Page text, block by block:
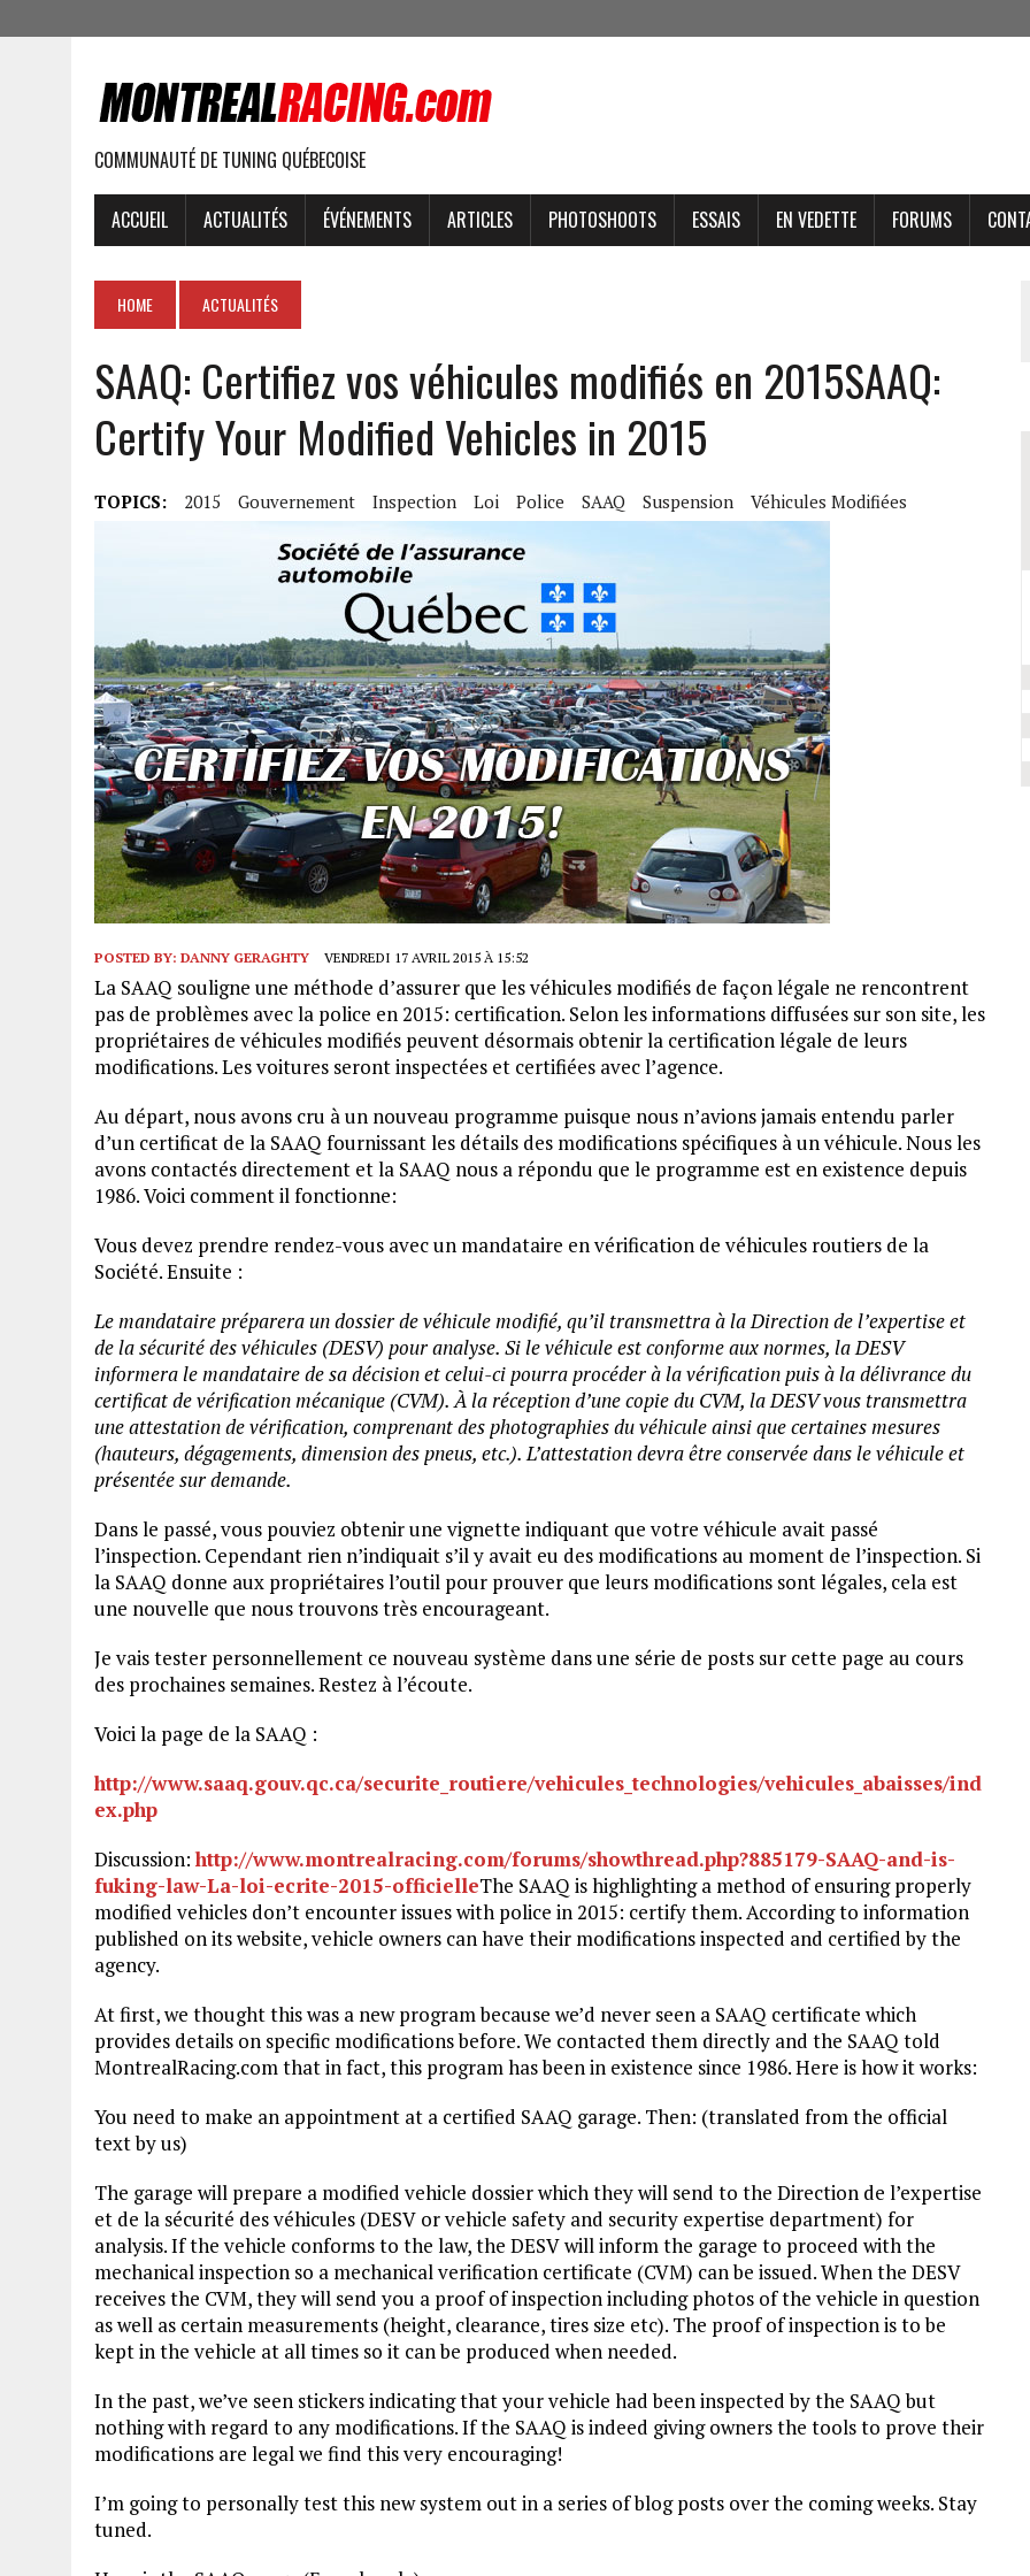
COMMUNAUTÉ DE TUNING QUÉBECOISE
ACCUEIL ACTUALITÉS ÉVÉNEMENTS ARTICLES PHOTOSHOOTS ESSAIS EN VEDETTE FORUMS
HOME ACTUALITÉS
SAAQ: Certifiez vos véhicules modifiés en 2015SAAQ:
Certify Your Modified Vehicles in 2015
TOPICS: 2015 Gouvernement Inspection Loi Police SAAQ Suspension Véhicules Modifiées
POSTED BY: DANNY GERAGHTY VENDREDI 17 AVRIL 2015 À 15:52
La SAAQ souligne une méthode d’assurer que les véhicules modifiés de façon légale ne rencontrent
pas de problèmes avec la police en 2015: certification. Selon les informations diffusées sur son site, les
propriétaires de véhicules modifiés peuvent désormais obtenir la certification légale de leurs
modifications. Les voitures seront inspectées et certifiées avec l’agence.
Au départ, nous avons cru à un nouveau programme puisque nous n’avions jamais entendu parler
d’un certificat de la SAAQ fournissant les détails des modifications spécifiques à un véhicule. Nous les
avons contactés directement et la SAAQ nous a répondu que le programme est en existence depuis
1986. Voici comment il fonctionne:
Vous devez prendre rendez-vous avec un mandataire en vérification de véhicules routiers de la
Société. Ensuite :
Le mandataire préparera un dossier de véhicule modifié, qu’il transmettra à la Direction de l’expertise et
de la sécurité des véhicules (DESV) pour analyse. Si le véhicule est conforme aux normes, la DESV
informera le mandataire de sa décision et celui-ci pourra procéder à la vérification puis à la délivrance du
certificat de vérification mécanique (CVM). À la réception d’une copie du CVM, la DESV vous transmettra
une attestation de vérification, comprenant des photographies du véhicule ainsi que certaines mesures
(hauteurs, dégagements, dimension des pneus, etc.). L’attestation devra être conservée dans le véhicule et
présentée sur demande.
Dans le passé, vous pouviez obtenir une vignette indiquant que votre véhicule avait passé
l’inspection. Cependant rien n’indiquait s’il y avait eu des modifications au moment de l’inspection. Si
la SAAQ donne aux propriétaires l’outil pour prouver que leurs modifications sont légales, cela est
une nouvelle que nous trouvons très encourageant.
Je vais tester personnellement ce nouveau système dans une série de posts sur cette page au cours
des prochaines semaines. Restez à l’écoute.
Voici la page de la SAAQ :
http://www.saaq.gouv.qc.ca/securite_routiere/vehicules_technologies/vehicules_abaisses/ind
ex.php
Discussion:http://www.montrealracing.com/forums/showthread.php?885179-SAAQ-and-is-
fuking-law-La-loi-ecrite-2015-officielleThe SAAQ is highlighting a method of ensuring properly
modified vehicles don’t encounter issues with police in 2015: certify them. According to information
published on its website, vehicle owners can have their modifications inspected and certified by the
agency.
At first, we thought this was a new program because we’d never seen a SAAQ certificate which
provides details on specific modifications before. We contacted them directly and the SAAQ told
MontrealRacing.com that in fact, this program has been in existence since 1986. Here is how it works:
You need to make an appointment at a certified SAAQ garage. Then: (translated from the official
text by us)
The garage will prepare a modified vehicle dossier which they will send to the Direction de l’expertise
et de la sécurité des véhicules (DESV or vehicle safety and security expertise department) for
analysis. If the vehicle conforms to the law, the DESV will inform the garage to proceed with the
mechanical inspection so a mechanical verification certificate (CVM) can be issued. When the DESV
receives the CVM, they will send you a proof of inspection including photos of the vehicle in question
as well as certain measurements (height, clearance, tires size etc). The proof of inspection is to be
kept in the vehicle at all times so it can be produced when needed.
In the past, we’ve seen stickers indicating that your vehicle had been inspected by the SAAQ but
nothing with regard to any modifications. If the SAAQ is indeed giving owners the tools to prove their
modifications are legal we find this very encouraging!
I’m going to personally test this new system out in a series of blog posts over the coming weeks. Stay
tuned.